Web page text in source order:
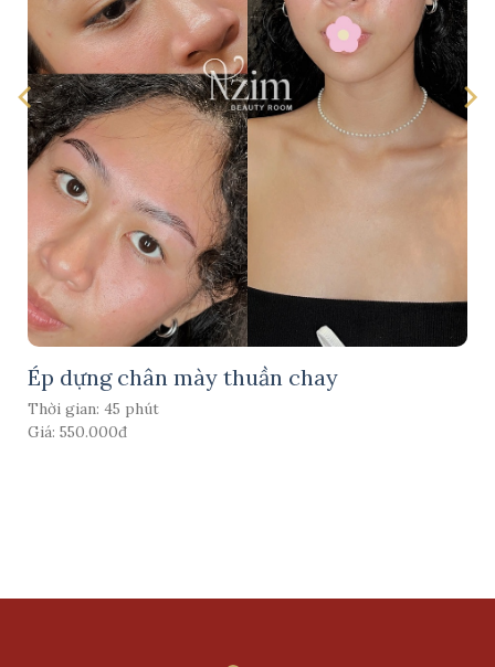
Ép dựng chân mày thuần chay
Thời gian: 45 phút
Giá: 550.000đ